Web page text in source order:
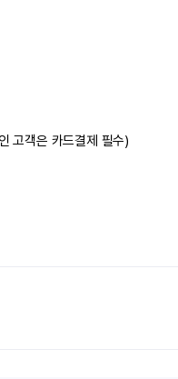
고객은 카드결제 필수)